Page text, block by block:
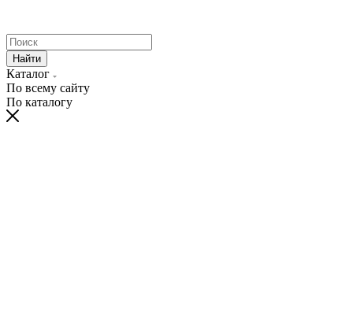
Найти
Каталог
По всему сайту
По каталогу